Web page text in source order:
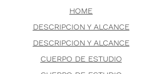
HOME
DESCRIPCION Y ALCANCE
DESCRIPCION Y ALCANCE
CUERPO DE ESTUDIO